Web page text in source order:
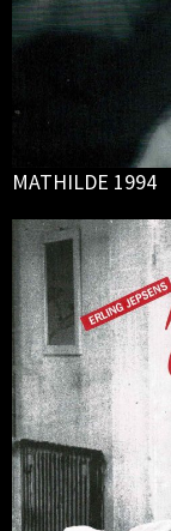
MATHILDE 1994